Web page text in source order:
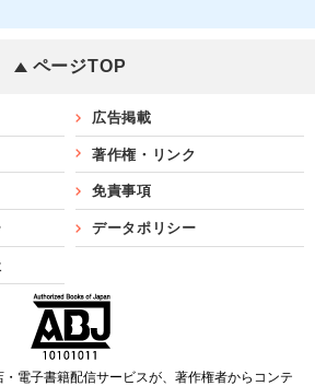
ページTOP
広告掲載
著作権・リンク
免責事項
データポリシー
電子書籍配信サービスが、著作権者からコンテ